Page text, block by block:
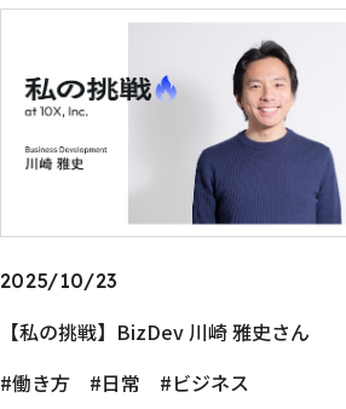
2025/10/23
【私の挑戦】BizDev 川崎 雅史さん
働き方
日常 ビジネス